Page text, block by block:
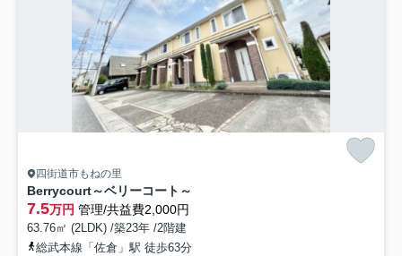
四街道市もねの里
Berrycourt～ベリーコート～
7.5万円 管理/共益費2,000円
63.76㎡ (2LDK) /築23年 /2階建
総武本線「佐倉」駅 徒歩63分